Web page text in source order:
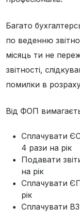
Багато
по веденню
місяць ти не
звітності,
помилки в
Від ФОП
Сплачувати
4 рази на рік
Подавати
на рік
Сплачувати
рік
Сплачувати ВЗ